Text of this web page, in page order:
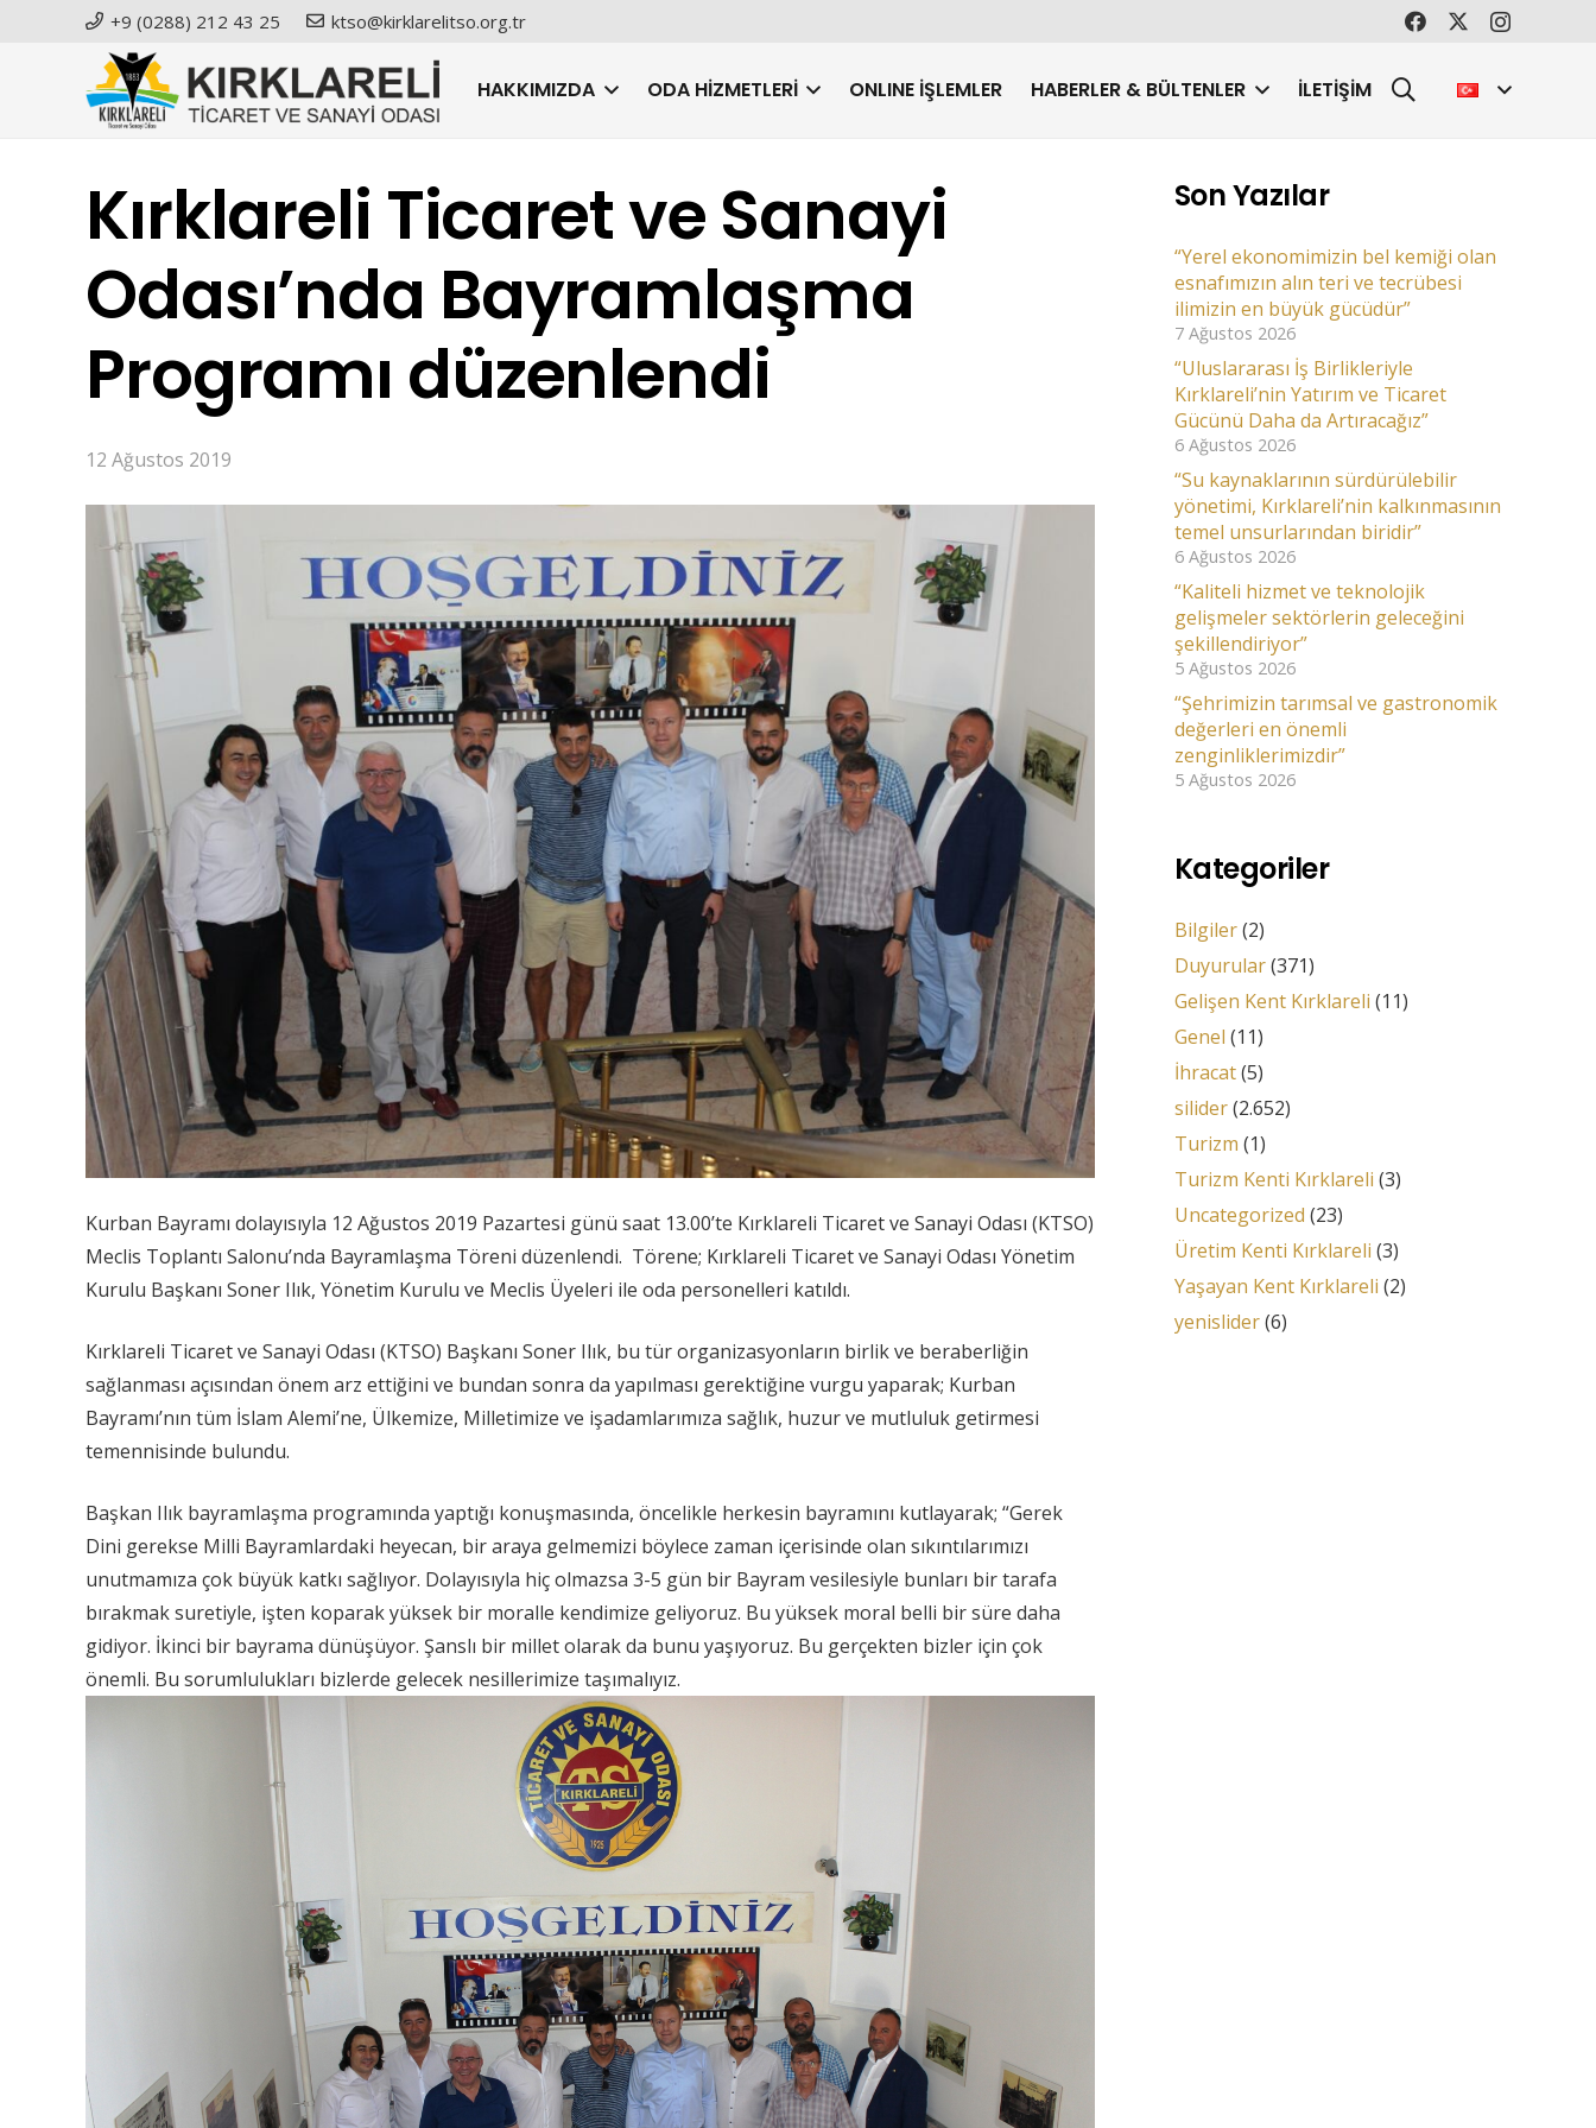
+9 (0288) 212 43 25 ktso@kirklarelitso.org.tr
HAKKIMIZDA ODA HIZMETLERI ONLINE İŞLEMLER HABERLER & BÜLTENLER İLETIŞIM
Kırklareli Ticaret ve Sanayi
Odası’nda Bayramlaşma
Programı düzenlendi
12 Ağustos 2019
Kurban Bayramı dolayısıyla 12 Ağustos 2019 Pazartesi günü saat 13.00’te Kırklareli Ticaret ve Sanayi Odası (KTSO)
Meclis Toplantı Salonu’nda Bayramlaşma Töreni düzenlendi. Törene; Kırklareli Ticaret ve Sanayi Odası Yönetim
Kurulu Başkanı Soner Ilık, Yönetim Kurulu ve Meclis Üyeleri ile oda personelleri katıldı.
Kırklareli Ticaret ve Sanayi Odası (KTSO) Başkanı Soner Ilık, bu tür organizasyonların birlik ve beraberliğin
sağlanması açısından önem arz ettiğini ve bundan sonra da yapılması gerektiğine vurgu yaparak; Kurban
Bayramı’nın tüm İslam Alemi’ne, Ülkemize, Milletimize ve işadamlarımıza sağlık, huzur ve mutluluk getirmesi
temennisinde bulundu.
Başkan Ilık bayramlaşma programında yaptığı konuşmasında, öncelikle herkesin bayramını kutlayarak; “Gerek
Dini gerekse Milli Bayramlardaki heyecan, bir araya gelmemizi böylece zaman içerisinde olan sıkıntılarımızı
unutmamıza çok büyük katkı sağlıyor. Dolayısıyla hiç olmazsa 3-5 gün bir Bayram vesilesiyle bunları bir tarafa
bırakmak suretiyle, işten koparak yüksek bir moralle kendimize geliyoruz. Bu yüksek moral belli bir süre daha
gidiyor. İkinci bir bayrama dünüşüyor. Şanslı bir millet olarak da bunu yaşıyoruz. Bu gerçekten bizler için çok
önemli. Bu sorumlulukları bizlerde gelecek nesillerimize taşımalıyız.
Son Yazılar
“Yerel ekonomimizin bel kemiği olan
esnafımızın alın teri ve tecrübesi
ilimizin en büyük gücüdür”
7 Ağustos 2026
“Uluslararası İş Birlikleriyle
Kırklareli’nin Yatırım ve Ticaret
Gücünü Daha da Artıracağız”
6 Ağustos 2026
“Su kaynaklarının sürdürülebilir
yönetimi, Kırklareli’nin kalkınmasının
temel unsurlarından biridir”
6 Ağustos 2026
“Kaliteli hizmet ve teknolojik
gelişmeler sektörlerin geleceğini
şekillendiriyor”
5 Ağustos 2026
“Şehrimizin tarımsal ve gastronomik
değerleri en önemli
zenginliklerimizdir”
5 Ağustos 2026
Kategoriler
Bilgiler(2)
Duyurular(371)
Gelişen Kent Kırklareli (11)
Genel (11)
İhracat(5)
silider(2.652)
Turizm (1)
Turizm Kenti Kırklareli (3)
Uncategorized (23)
Üretim Kenti Kırklareli (3)
Yaşayan Kent Kırklareli (2)
yenislider(6)